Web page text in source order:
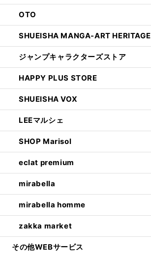
OTO
SHUEISHA MANGA-ART HERITAGE
ジャンプキャラクターズストア
HAPPY PLUS STORE
SHUEISHA VOX
LEEマルシェ
SHOP Marisol
eclat premium
mirabella
mirabella homme
zakka market
その他WEBサービス